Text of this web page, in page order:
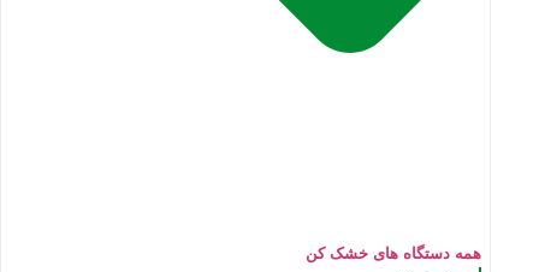
همه دستگاه های خشک کن